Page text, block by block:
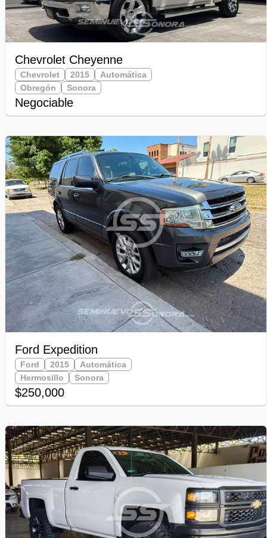
Chevrolet Cheyenne
Chevrolet 2015
Automática
Obregón
Sonora
Negociable
Ford Expedition
Ford 2015
Automática
Hermosillo
Sonora
$250,000